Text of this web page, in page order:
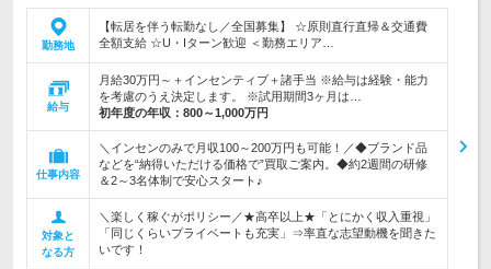
勤務地
【転居を伴う転勤なし／全国募集】 ☆原則直行直帰＆交通費
全額支給 ☆U・Iターン歓迎 ＜勤務エリア…
給与
月給30万円～＋インセンティブ＋諸手当 ※給与は経験・能力
を考慮のうえ決定します。 ※試用期間3ヶ月は…
初年度の年収： 800～1,000万円
仕事内容
＼インセンのみで月収100～200万円も可能！／◆ブランド品
などを“納得いただける価格で”買取ご案内。◆約2週間の研修
＆2～3名体制で安心スタート♪
対象と
なる方
＼楽しく稼ぐがポリシー／★高卒以上★「とにかく収入重視」
「同じくらいプライベートも充実」⇒率直な志望動機を聞きた
いです！